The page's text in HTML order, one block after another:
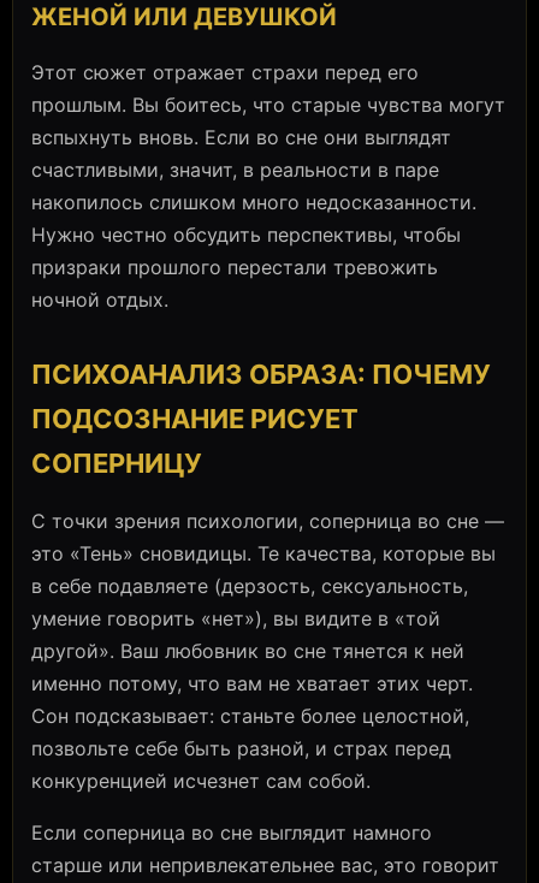
ЖЕНОЙ ИЛИ ДЕВУШКОЙ
Этот сюжет отражает страхи перед его
прошлым. Вы боитесь, что старые чувства могут
вспыхнуть вновь. Если во сне они выглядят
счастливыми, значит, в реальности в паре
накопилось слишком много недосказанности.
Нужно честно обсудить перспективы, чтобы
призраки прошлого перестали тревожить
ночной отдых.
ПСИХОАНАЛИЗ ОБРАЗА: ПОЧЕМУ
ПОДСОЗНАНИЕ РИСУЕТ
СОПЕРНИЦУ
С точки зрения психологии, соперница во сне —
это «Тень» сновидицы. Те качества, которые вы
в себе подавляете (дерзость, сексуальность,
умение говорить «нет»), вы видите в «той
другой». Ваш любовник во сне тянется к ней
именно потому, что вам не хватает этих черт.
Сон подсказывает: станьте более целостной,
позвольте себе быть разной, и страх перед
конкуренцией исчезнет сам собой.
Если соперница во сне выглядит намного
старше или непривлекательнее вас, это говорит